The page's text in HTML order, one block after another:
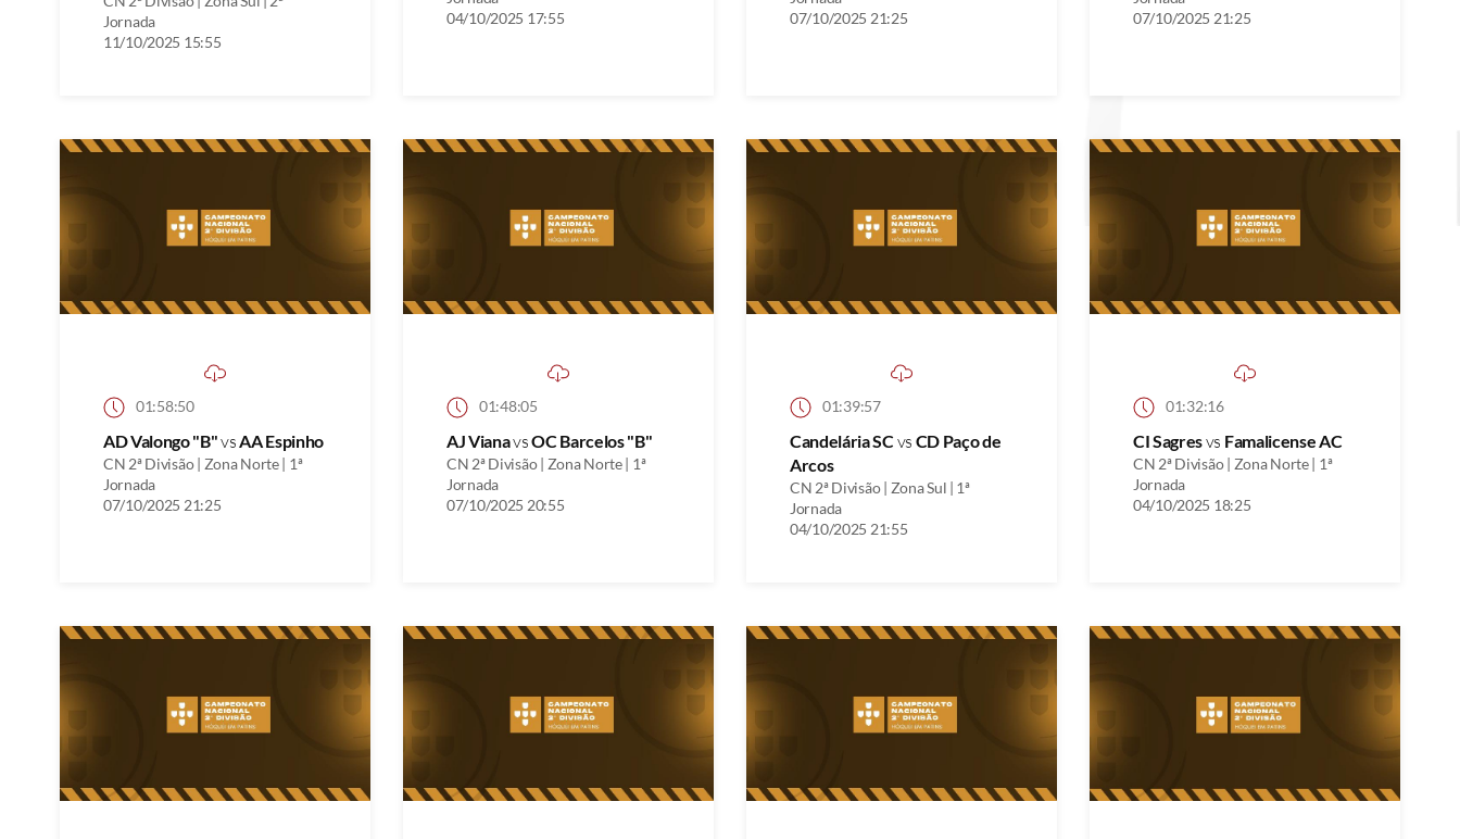
Jornada
11/10/2025 15:55
04/10/2025 17:55
07/10/2025 21:25
07/10/2025 21:25
01:58:50
AD Valongo "B"vsAA Espinho
CN 2ª Divisão | Zona Norte | 1ª
Jornada
07/10/2025 21:25
01:48:05
AJ VianavsOC Barcelos "B"
CN 2ª Divisão | Zona Norte | 1ª
Jornada
07/10/2025 20:55
01:39:57
Candelária SCvs CD Paço de
Arcos
CN 2ª Divisão | Zona Sul | 1ª
Jornada
04/10/2025 21:55
01:32:16
CI Sagresvs Famalicense AC
CN 2ª Divisão | Zona Norte | 1ª
Jornada
04/10/2025 18:25